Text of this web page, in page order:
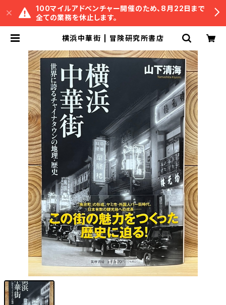
100マイルアドベンチャー開催のため、8月22日まで
全ての業務を休止します。
横浜中華街 | 冒険研究所書店
1/1